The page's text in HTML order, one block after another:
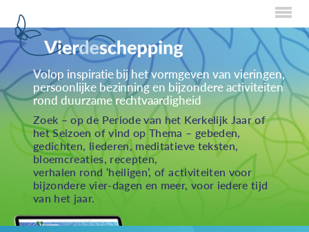
Home
Over Creaties
Over Vieren
Over Eten
Over Activiteiten
Inzenden
Over ons
Volop inspiratie bij het vormgeven van vieringen,
persoonlijke bezinning en bijzondere activiteiten
rond duurzame rechtvaardigheid
Zoek – op de Periode van het Kerkelijk Jaar of
het Seizoen of vind op Thema – gebeden,
gedichten, liederen, meditatieve teksten,
bloemcreaties, recepten,
verhalen rond ‘heiligen’, of activiteiten voor
bijzondere vier-dagen en meer, voor iedere tijd
van het jaar.